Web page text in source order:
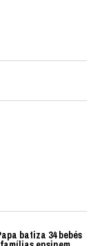
batiza 34 bebés